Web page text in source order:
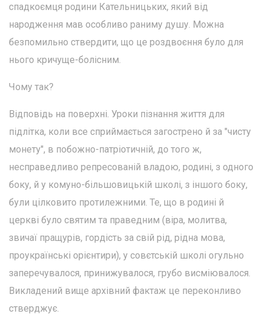
спадкоємця родини Кательницьких, який від
народження мав особливо раниму душу. Можна
безпомильно ствердити, що це роздвоєння було для
нього кричуще-болісним.
Чому так?
Відповідь на поверхні. Уроки пізнання життя для
підлітка, коли все сприймається загострено й за "чисту
монету", в побожно-патріотичній, до того ж,
несправедливо репресованій владою, родині, з одного
боку, й у комуно-більшовицькій школі, з іншого боку,
були цілковито протилежними. Те, що в родині й
церкві було святим та праведним (віра, молитва,
звичаї пращурів, гордість за свій рід, рідна мова,
проукраїнські орієнтири), у совєтській школі огульно
заперечувалося, принижувалося, грубо висміювалося.
Викладений вище архівний фактаж це переконливо
стверджує.